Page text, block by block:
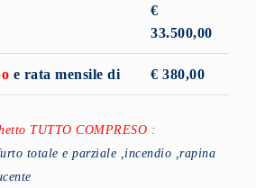
€
33.500,00
e rata mensile di € 380,00
TUTTO COMPRESO :
totale e parziale ,incendio ,rapina